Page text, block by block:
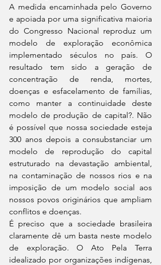
A medida encaminhada pelo Governo
e apoiada por uma significativa maioria
do Congresso Nacional reproduz um
modelo de exploração econômica
implementado séculos no país. O
resultado tem sido a geração de
concentração de renda, mortes,
doenças e esfacelamento de famílias,
como manter a continuidade deste
modelo de produção de capital?. Não
é possível que nossa sociedade esteja
300 anos depois a consubstanciar um
modelo de reprodução do capital
estruturado na devastação ambiental,
na contaminação de nossos rios e na
imposição de um modelo social aos
nossos povos originários que ampliam
conflitos e doenças.
É preciso que a sociedade brasileira
claramente dê um basta neste modelo
de exploração. O Ato Pela Terra
idealizado por organizações indígenas,